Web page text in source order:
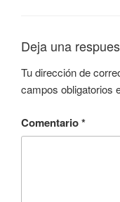
Deja una
Tu dirección de
campos obligatorios
Comentario*